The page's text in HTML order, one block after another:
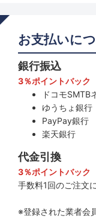
お支払いに
銀行振込
3％ポイントバック
ドコモSMTB
ゆうちょ銀行
PayPay銀行
楽天銀行
代金引換
3％ポイントバック
手数料1回のご注文
※登録された業者会